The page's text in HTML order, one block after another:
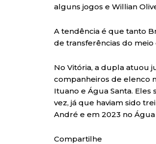
alguns jogos e Willian
A tendência é que tanto
de transferências do
No Vitória, a dupla atuou
companheiros de elenco
Ituano e Água Santa.
vez, já que haviam sido
André e em 2023 no Água
Compartilhe